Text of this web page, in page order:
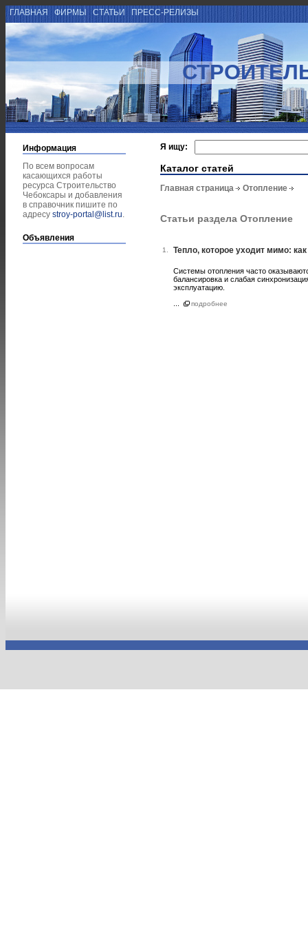
ГЛАВНАЯ ФИРМЫ СТАТЬИ ПРЕСС-РЕЛИЗЫ
Информация
По всем вопросам
касающихся работы
ресурса Строительство
Чебоксары и добавления
в справочник пишите по
адресу stroy-portal@list.ru.
Объявления
Я ищу:
Каталог статей
Главная страница Отопление
Статьи раздела Отопление
1. Тепло, которое уходит мимо:
Системы отопления часто
балансировка и слабая
эксплуатацию.
подробнее